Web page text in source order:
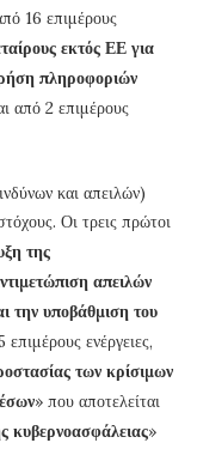
16 επιμέρους
εκτός ΕΕ για
πληροφοριών
από 2 επιμέρους
και απειλών)
Οι τρεις πρώτοι
της
απειλών
την υποβάθμιση του
ενέργειες,
των κρίσιμων
» που αποτελείται
κυβερνοασφάλειας»